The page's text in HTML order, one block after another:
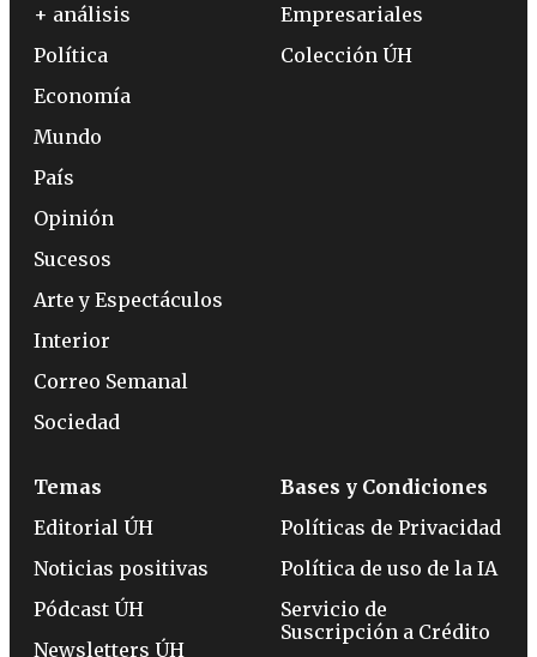
+ análisis
Política
Economía
Mundo
País
Opinión
Sucesos
Arte y Espectáculos
Interior
Correo Semanal
Sociedad
Empresariales
Colección ÚH
Temas
Editorial ÚH
Noticias positivas
Pódcast ÚH
Newsletters ÚH
Bases y Condiciones
Políticas de Privacidad
Política de uso de la IA
Servicio de
Suscripción a Crédito